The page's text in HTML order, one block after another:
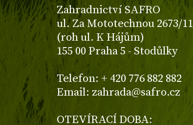
Zahradnictví SAFRO
ul. Za Mototechnou 2673/11
(roh ul. K Hájům)
155 00 Praha 5 - Stodůlky
Telefon: + 420 776 882 882
Email: zahrada@safro.cz
OTEVÍRACÍ DOBA: